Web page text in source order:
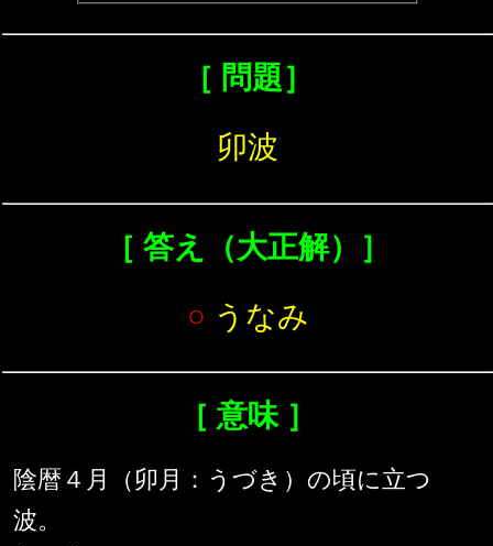
［ 問題］
卯波
［ 答え（大正解）］
○ うなみ
［ 意味 ］
陰暦４月（卯月：うづき）の頃に立つ
波。